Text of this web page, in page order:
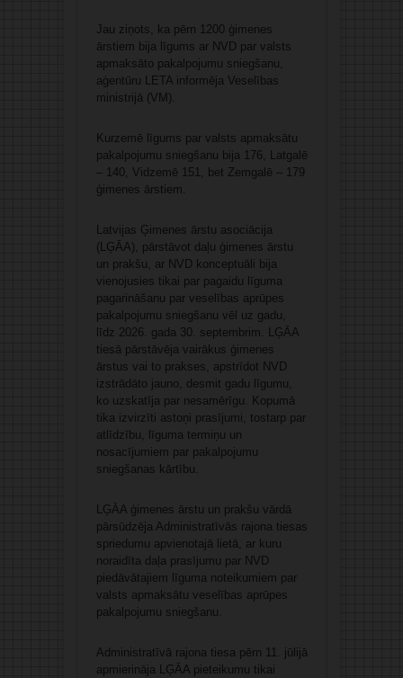
Jau ziņots, ka pērn 1200 ģimenes
ārstiem bija līgums ar NVD par valsts
apmaksāto pakalpojumu sniegšanu,
aģentūru LETA informēja Veselības
ministrijā (VM).
Kurzemē līgums par valsts apmaksātu
pakalpojumu sniegšanu bija 176, Latgalē
– 140, Vidzemē 151, bet Zemgalē – 179
ģimenes ārstiem.
Latvijas Ģimenes ārstu asociācija
(LĢĀA), pārstāvot daļu ģimenes ārstu
un prakšu, ar NVD konceptuāli bija
vienojusies tikai par pagaidu līguma
pagarināšanu par veselības aprūpes
pakalpojumu sniegšanu vēl uz gadu,
līdz 2026. gada 30. septembrim. LĢĀA
tiesā pārstāvēja vairākus ģimenes
ārstus vai to prakses, apstrīdot NVD
izstrādāto jauno, desmit gadu līgumu,
ko uzskatīja par nesamērīgu. Kopumā
tika izvirzīti astoņi prasījumi, tostarp par
atlīdzību, līguma termiņu un
nosacījumiem par pakalpojumu
sniegšanas kārtību.
LĢĀA ģimenes ārstu un prakšu vārdā
pārsūdzēja Administratīvās rajona tiesas
spriedumu apvienotajā lietā, ar kuru
noraidīta daļa prasījumu par NVD
piedāvātajiem līguma noteikumiem par
valsts apmaksātu veselības aprūpes
pakalpojumu sniegšanu.
Administratīvā rajona tiesa pērn 11. jūlijā
apmierināja LĢĀA pieteikumu tikai